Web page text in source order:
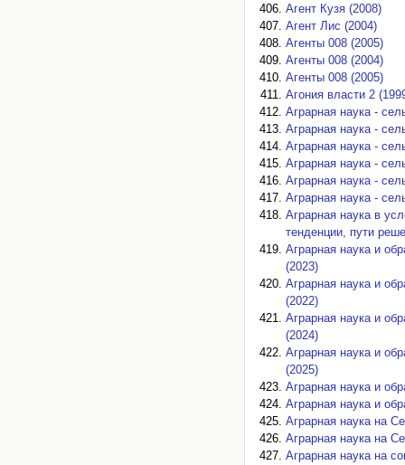
Агент Кузя (2008)
Агент Лис (2004)
Агенты 008 (2005)
Агенты 008 (2004)
Агенты 008 (2005)
Агония власти 2
Аграрная наука -
Аграрная наука -
Аграрная наука -
Аграрная наука -
Аграрная наука -
Аграрная наука -
Аграрная наука в
тенденции, пути
Аграрная наука и
(2023)
Аграрная наука и
(2022)
Аграрная наука и
(2024)
Аграрная наука и
(2025)
Аграрная наука и
Аграрная наука и
Аграрная наука на
Аграрная наука на
Аграрная наука на